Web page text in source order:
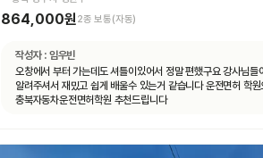
864,000원2종 보통(자동)
작성자 : 임우빈
오창에서 부터 가는데도 셔틀이있어서 정말 편했구요 강사님들
알려주셔서 재밌고 쉽게 배울수 있는거 같습니다 운전면허 학원
충북자동차운전면허학원 추천드립니다